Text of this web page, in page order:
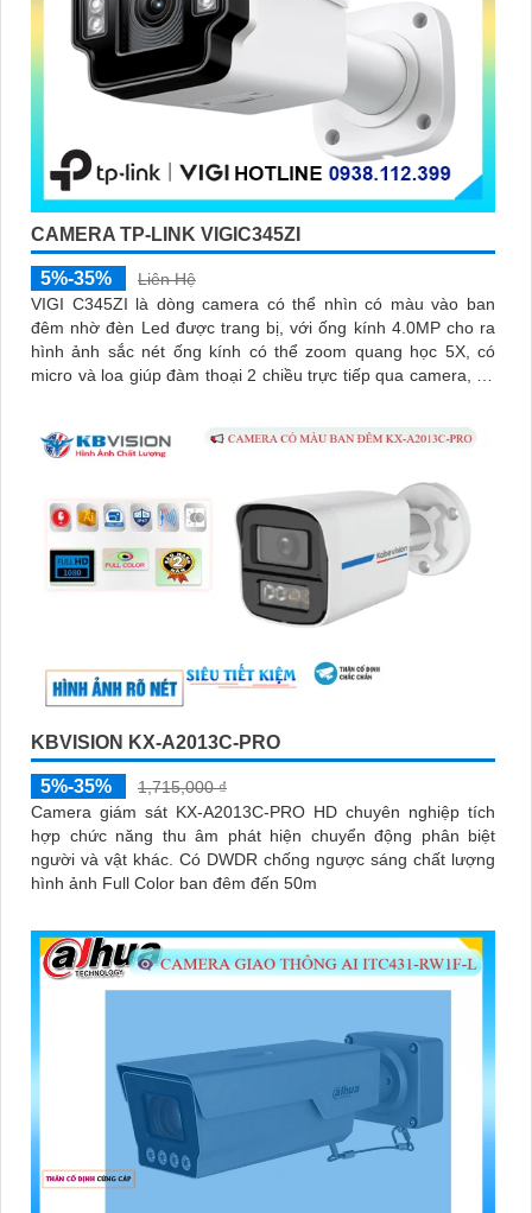
CAMERA TP-LINK VIGIC345ZI
5%-35%
Liên Hệ
VIGI C345ZI là dòng camera có thể nhìn có màu vào ban
đêm nhờ đèn Led được trang bị, với ống kính 4.0MP cho ra
hình ảnh sắc nét ống kính có thể zoom quang học 5X, có
micro và loa giúp đàm thoại 2 chiều trực tiếp qua camera, hỗ
KBVISION KX-A2013C-PRO
5%-35%
1,715,000 ₫
Camera giám sát KX-A2013C-PRO HD chuyên nghiệp tích
hợp chức năng thu âm phát hiện chuyển động phân biệt
người và vật khác. Có DWDR chống ngược sáng chất lượng
hình ảnh Full Color ban đêm đến 50m